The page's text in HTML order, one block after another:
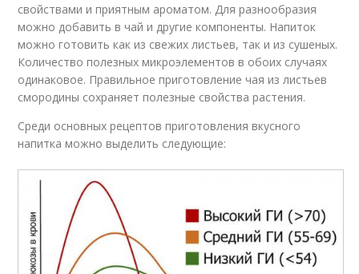
свойствами и приятным ароматом. Для разнообразия
можно добавить в чай и другие компоненты. Напиток
можно готовить как из свежих листьев, так и из сушеных.
Количество полезных микроэлементов в обоих случаях
одинаковое. Правильное приготовление чая из листьев
смородины сохраняет полезные свойства растения.
Среди основных рецептов приготовления вкусного
напитка можно выделить следующие: